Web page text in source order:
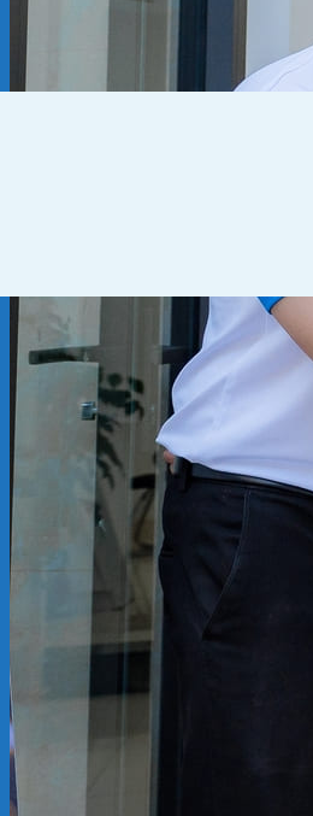
ĐIỀU KHOẢN SỬ DỤNG